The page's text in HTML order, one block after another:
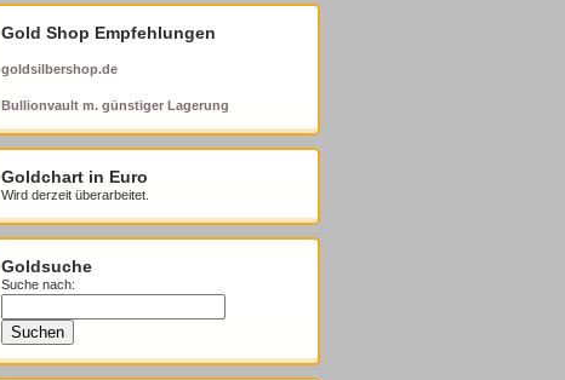
Gold Shop Empfehlungen
goldsilbershop.de
Bullionvault m. günstiger Lagerung
Goldchart in Euro
Wird derzeit überarbeitet.
Goldsuche
Suche nach: